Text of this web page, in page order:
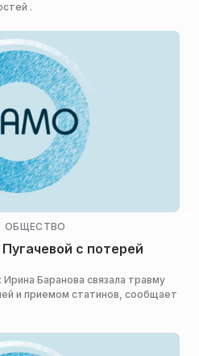
.
ОБЩЕСТВО
с потерей
Баранова связала травму
и приемом статинов, сообщает